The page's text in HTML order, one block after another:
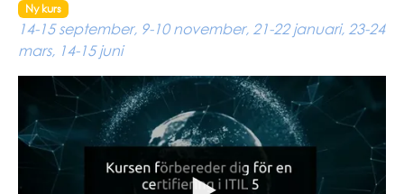
Ny kurs
14-15 september, 9-10 november, 21-22 januari, 23-24
mars, 14-15 juni